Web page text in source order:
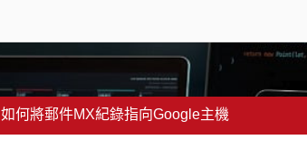
如何將郵件MX紀錄指向Google主機